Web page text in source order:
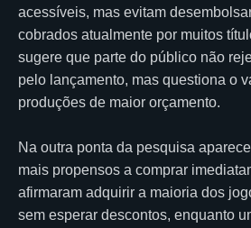
acessíveis, mas evitam
cobrados atualmente por muitos
sugere que parte do público não
pelo lançamento, mas questiona o
produções de maior orçamento.
Na outra ponta da pesquisa
mais propensos a comprar
afirmaram adquirir a maioria dos
sem esperar descontos, enquanto